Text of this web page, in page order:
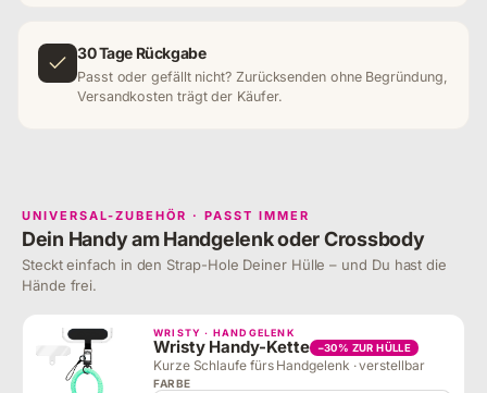
30 Tage Rückgabe
Passt oder gefällt nicht? Zurücksenden ohne Begründung,
Versandkosten trägt der Käufer.
UNIVERSAL-ZUBEHÖR · PASST IMMER
Dein Handy am Handgelenk oder Crossbody
Steckt einfach in den Strap-Hole Deiner Hülle – und Du hast die
Hände frei.
WRISTY · HANDGELENK
Wristy Handy-Kette −30% ZUR HÜLLE
Kurze Schlaufe fürs Handgelenk · verstellbar
FARBE